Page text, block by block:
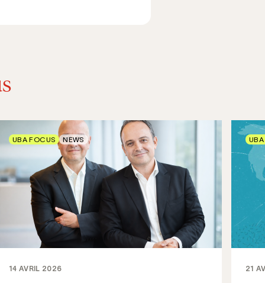
14 AVRIL 2026
UBA FOCUS NEWS
21